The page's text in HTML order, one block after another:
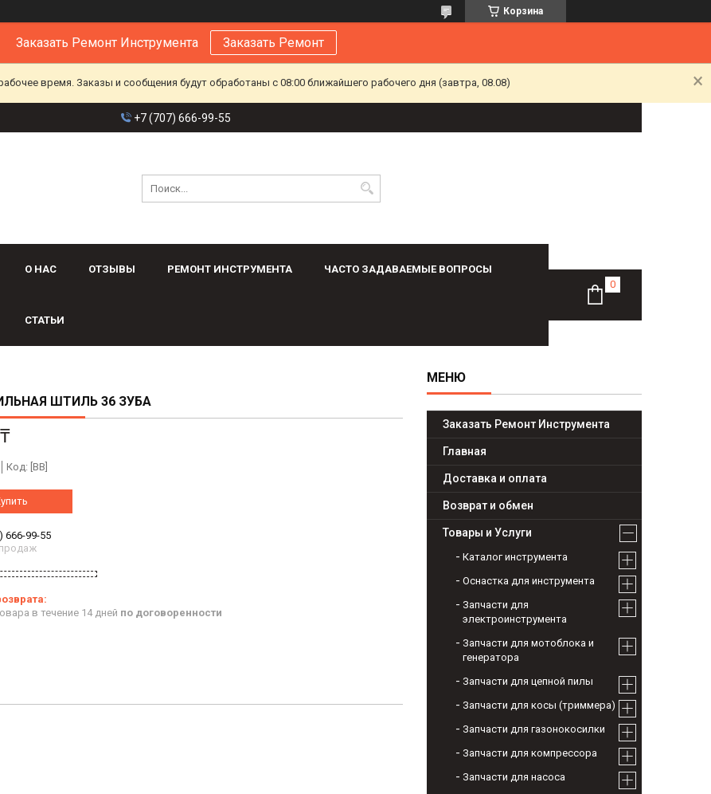
Корзина
Заказать Ремонт Инструмента Заказать Ремонт
время. Заказы и сообщения будут обработаны с 08:00 ближайшего рабочего дня (завтра, 08.08)
+7 (707) 666-99-55
О НАС ОТЗЫВЫ РЕМОНТ ИНСТРУМЕНТА ЧАСТО ЗАДАВАЕМЫЕ ВОПРОСЫ
СТАТЬИ
ШТИЛЬ 36 ЗУБА
Код: [BB]
666-99-55
в течение 14 дней по договоренности
Заказать Ремонт Инструмента
Главная
Доставка и оплата
Возврат и обмен
Товары и Услуги
Каталог инструмента
Оснастка для инструмента
Запчасти для
электроинструмента
Запчасти для мотоблока и
генератора
Запчасти для цепной пилы
Запчасти для косы (триммера)
Запчасти для газонокосилки
Запчасти для компрессора
Запчасти для насоса